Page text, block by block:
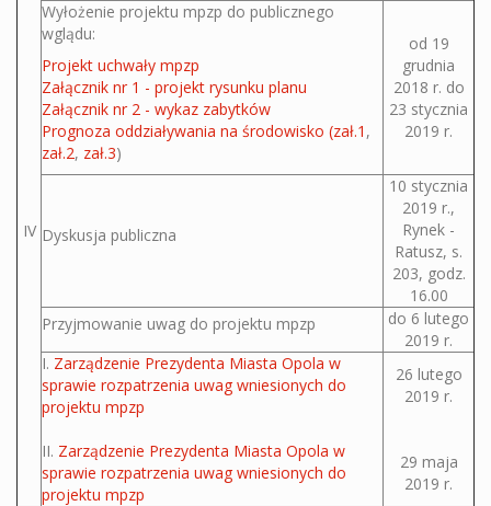
IV
Wyłożenie projektu mpzp do publicznego
wglądu:
Projekt uchwały mpzp
Załącznik nr 1 - projekt rysunku planu
Załącznik nr 2 - wykaz zabytków
Prognoza oddziaływania na środowisko (zał.1 ,
zał.2, zał.3)
od 19
grudnia
2018 r. do
23 stycznia
2019 r.
Dyskusja publiczna
10 stycznia
2019 r.,
Rynek -
Ratusz, s.
203, godz.
16.00
Przyjmowanie uwag do projektu mpzp
do 6 lutego
2019 r.
I. Zarządzenie Prezydenta Miasta Opola w
sprawie rozpatrzenia uwag wniesionych do
projektu mpzp
II. Zarządzenie Prezydenta Miasta Opola w
sprawie rozpatrzenia uwag wniesionych do
projektu mpzp
26 lutego
2019 r.
29 maja
2019 r.